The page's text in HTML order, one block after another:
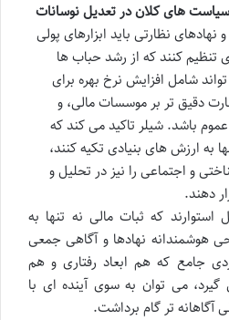
های کلان در تعدیل نوسانات
نظارتی باید ابزارهای پولی
تنظیم کنند که از رشد حباب ها
شامل افزایش نرخ بهره برای
دقیق تر بر موسسات مالی، و
باشد. شیلر تاکید می کند که
به ارزش های بنیادی تکیه کنند،
و اجتماعی را نیز در تحلیل و
دهند.
که ثبات مالی نه تنها به
هوشمندانه نهادها و آگاهی جمعی
جامع که هم ابعاد رفتاری و هم
گیرد، می توان به سوی آینده ای با
آگاهانه تر گام برداشت.